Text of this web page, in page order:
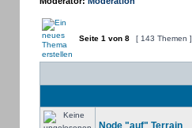
Seite 1 von 8 [ 143 Themen ]
Node "auf" Terrain